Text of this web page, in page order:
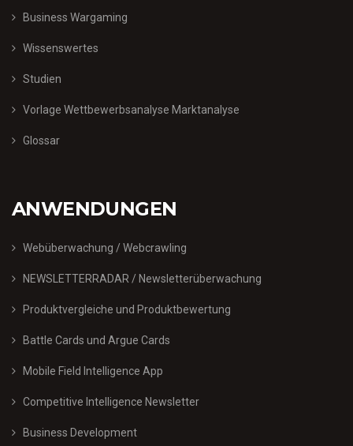
Business Wargaming
Wissenswertes
Studien
Vorlage Wettbewerbsanalyse Marktanalyse
Glossar
ANWENDUNGEN
Webüberwachung / Webcrawling
NEWSLETTERRADAR / Newsletterüberwachung
Produktvergleiche und Produktbewertung
Battle Cards und Argue Cards
Mobile Field Intelligence App
Competitive Intelligence Newsletter
Business Development